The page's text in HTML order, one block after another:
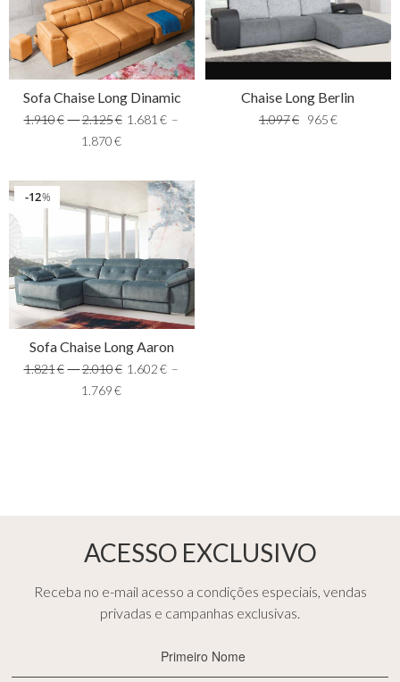
Sofa Chaise Long Dinamic
1.910€ –2.125€ 1.681 € –
1.870€
Chaise Long Berlin
1.097€ 965€
%
12
Sofa Chaise Long Aaron
1.821€ –2.010€ 1.602€ –
1.769€
ACESSO EXCLUSIVO
Receba no e-mail acesso a condições especiais, vendas
privadas e campanhas exclusivas.
Nome